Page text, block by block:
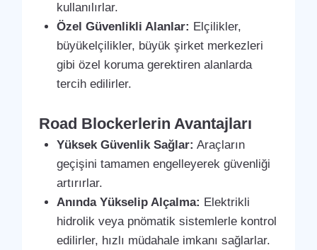
kullanılırlar.
Özel Güvenlikli Alanlar: Elçilikler,
büyükelçilikler, büyük şirket merkezleri
gibi özel koruma gerektiren alanlarda
tercih edilirler.
Road Blockerlerin Avantajları
Yüksek Güvenlik Sağlar: Araçların
geçişini tamamen engelleyerek güvenliği
artırırlar.
Anında Yükselip Alçalma: Elektrikli
hidrolik veya pnömatik sistemlerle kontrol
edilirler, hızlı müdahale imkanı sağlarlar.